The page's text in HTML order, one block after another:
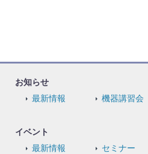
お知らせ
最新情報 機器講習会
イベント
最新情報 セミナー